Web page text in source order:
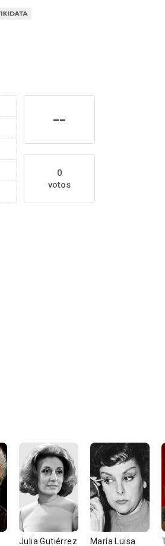
--
0
votos
Julia Gutiérrez
María Luisa